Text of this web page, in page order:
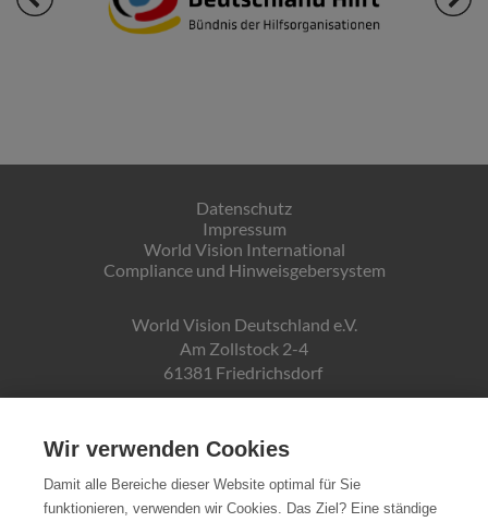
Datenschutz
Impressum
World Vision International
Compliance und Hinweisgebersystem
World Vision Deutschland e.V.
Am Zollstock 2-4
61381 Friedrichsdorf
DE19ZZZ00000150171
Spendenkonto:
Wir verwenden Cookies
Damit alle Bereiche dieser Website optimal für Sie
funktionieren, verwenden wir Cookies. Das Ziel? Eine ständige